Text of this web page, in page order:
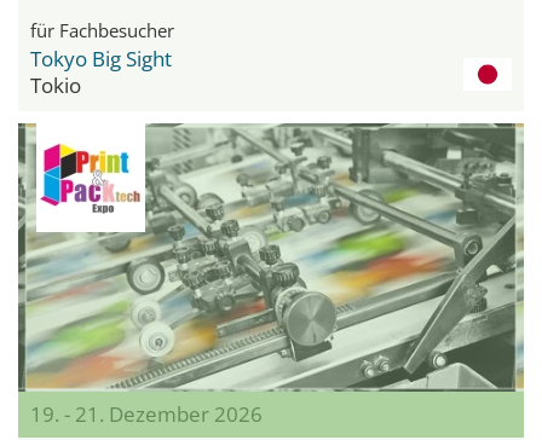
für Fachbesucher
Tokyo Big Sight
Tokio
19. - 21. Dezember 2026